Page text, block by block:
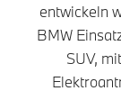
entwickeln
BMW
SUV,